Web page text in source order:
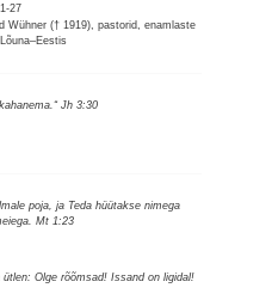
27
Wühner († 1919), pastorid, enamlaste
Jh 3:30
poja, ja Teda hüütakse nimega
Mt 1:23
Olge rõõmsad! Issand on ligidal!